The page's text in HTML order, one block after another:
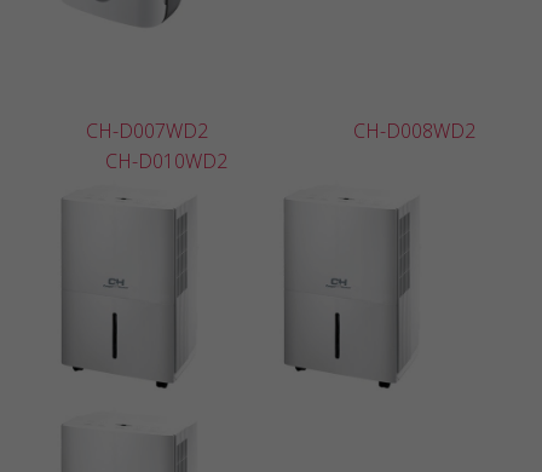
CH-D007WD2
CH-D008WD2
CH-D010WD2